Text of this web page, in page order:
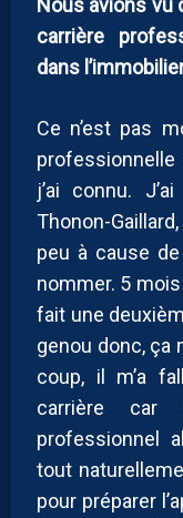
carrière
dans
Ce n’est pas
professionnelle
j’ai connu.
Thonon-
peu à cause de
nommer. 5 mois
fait une
genou donc, ça
coup, il m’a
carrière
professionnel
tout
pour préparer